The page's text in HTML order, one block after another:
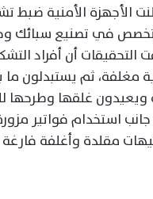
2026، أعلنت الأجهزة الأمنية
في تصنيع سبائك
أن أفراد
مغلفة، ثم يستبدلون ما
ويعيدون غلقها وطرحها
جانب استخدام فواتير
مقلدة وأغلفة